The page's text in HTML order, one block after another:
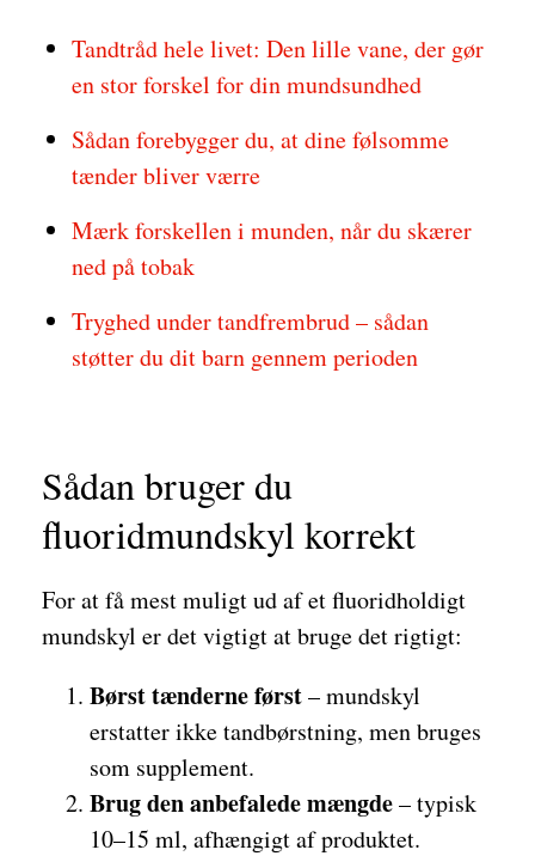
Tandtråd hele livet: Den lille vane, der gør
en stor forskel for din mundsundhed
Sådan forebygger du, at dine følsomme
tænder bliver værre
Mærk forskellen i munden, når du skærer
ned på tobak
Tryghed under tandfrembrud – sådan
støtter du dit barn gennem perioden
Sådan bruger du
fluoridmundskyl korrekt
For at få mest muligt ud af et fluoridholdigt
mundskyl er det vigtigt at bruge det rigtigt:
Børst tænderne først– mundskyl
erstatter ikke tandbørstning, men bruges
som supplement.
Brug den anbefalede mængde– typisk
10–15 ml, afhængigt af produktet.